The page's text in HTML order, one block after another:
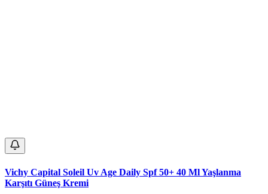
Vichy Capital Soleil Uv Age Daily Spf 50+ 40 Ml Yaşlanma
Karşıtı Güneş Kremi